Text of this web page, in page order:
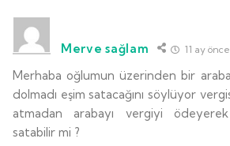
Merve sağlam 11 ay önce
Merhaba oğlumun üzerinden bir
dolmadı eşim satacağını söylüyor
atmadan arabayı vergiyi
satabilir mi ?